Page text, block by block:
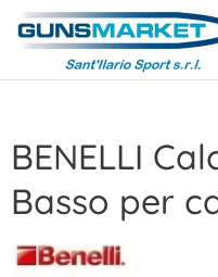
BENELLI
Basso per